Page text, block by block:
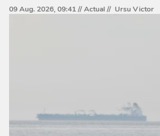
09 Aug. 2026, 09:41 //Actual// Ursu Victor